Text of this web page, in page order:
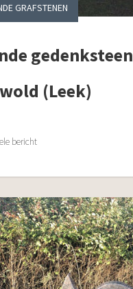
GRAFSTENEN
gedenksteen
(Leek)
bericht